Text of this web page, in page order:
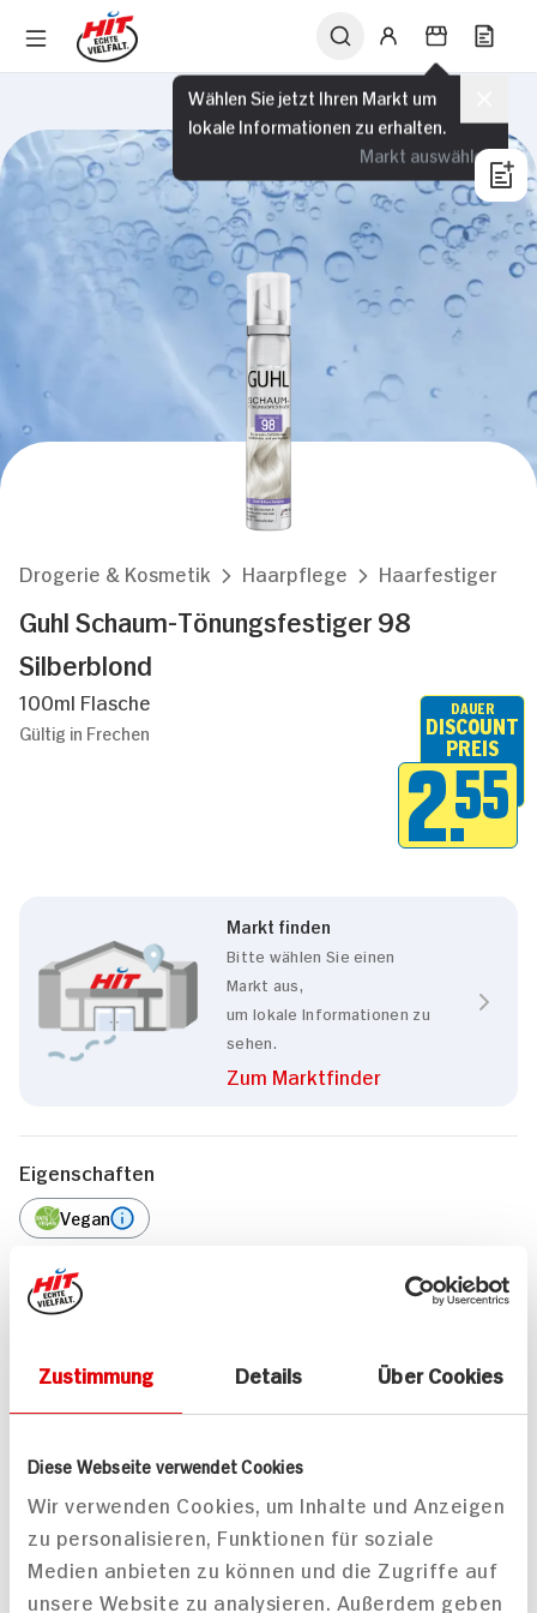
Zustimmung Details Über Cookies
Diese Webseite verwendet Cookies
Wir verwenden Cookies, um Inhalte und Anzeigen
zu personalisieren, Funktionen für soziale
Medien anbieten zu können und die Zugriffe auf
unsere Website zu analysieren. Außerdem geben
Wählen Sie jetzt Ihren Markt um
lokale Informationen zu erhalten.
Markt auswählen
Drogerie & Kosmetik Haarpflege Haarfestiger
Guhl Schaum-Tönungsfestiger 98
Silberblond
100ml Flasche
Gültig in Frechen
DAUER
DISCOUNT
PREIS
2.55
Markt finden
Bitte wählen Sie einen
Markt aus,
um lokale Informationen zu
sehen.
Zum Marktfinder
Eigenschaften
Vegan
Marke
Guhl
Weitere Artikel
Guhl Schaum-